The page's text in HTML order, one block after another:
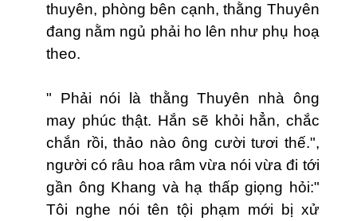
thuyên, phòng bên cạnh, thằng Thuyên
đang nằm ngủ phải ho lên như phụ hoạ
theo.
" Phải nói là thằng Thuyên nhà ông
may phúc thật. Hắn sẽ khỏi hẳn, chắc
chắn rồi, thảo nào ông cười tươi thế.",
người có râu hoa râm vừa nói vừa đi tới
gần ông Khang và hạ thấp giọng hỏi:"
Tôi nghe nói tên tội phạm mới bị xử